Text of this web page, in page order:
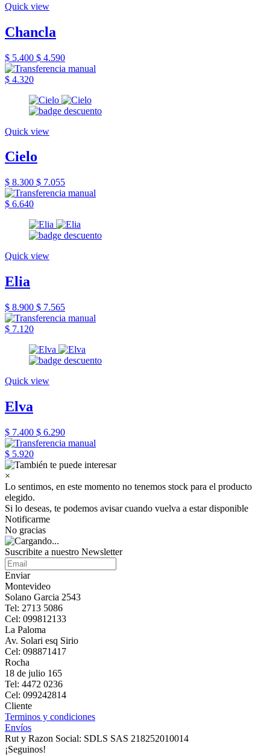
Quick view
Chancla
$ 5.400 $ 4.590
$ 4.320
Quick view
Cielo
$ 8.300 $ 7.055
$ 6.640
Quick view
Elia
$ 8.900 $ 7.565
$ 7.120
Quick view
Elva
$ 7.400 $ 6.290
$ 5.920
×
Lo sentimos, en este momento no tenemos stock para el producto
elegido.
Si lo deseas, te podemos avisar cuando vuelva a estar disponible
Notificarme
No gracias
Suscribite a nuestro Newsletter
Enviar
Montevideo
Solano Garcia 2543
Tel: 2713 5086
Cel: 099812133
La Paloma
Av. Solari esq Sirio
Cel: 098871417
Rocha
18 de julio 165
Tel: 4472 0236
Cel: 099242814
Cliente
Terminos y condiciones
Envíos
Rut y Razon Social: SDLS SAS 218252010014
¡Seguinos!